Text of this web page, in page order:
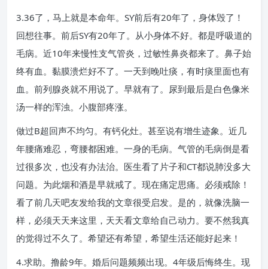
3.36了，马上就是本命年。SY前后有20年了，身体毁了！
回想往事。前后SY有20年了。从小身体不好。都是呼吸道的
毛病。近10年来慢性支气管炎，过敏性鼻炎都来了。鼻子始
终有血。黏膜溃烂好不了。一天到晚吐痰，有时痰里面也有
血。前列腺炎就不用说了。早就有了。尿到最后是白色像米
汤一样的浑浊。小腹部疼涨。
做过B超回声不均匀。有钙化灶。甚至说有增生迹象。近几
年腰痛难忍，弯腰都困难。一身的毛病。气管的毛病倒是看
过很多次，也没有办法治。医生看了片子和CT都说肺没多大
问题。为此烟和酒是早就戒了。现在痛定思痛。必须戒除！
看了前几天吧友发给我的文章很受启发。是的，就像洗脑一
样，必须天天来这里，天天看文章给自己动力。要不然我真
的觉得过不久了。希望还有希望，希望生活还能好起来！
4.求助。撸龄9年。婚后问题频频出现。4年级后悔终生。现